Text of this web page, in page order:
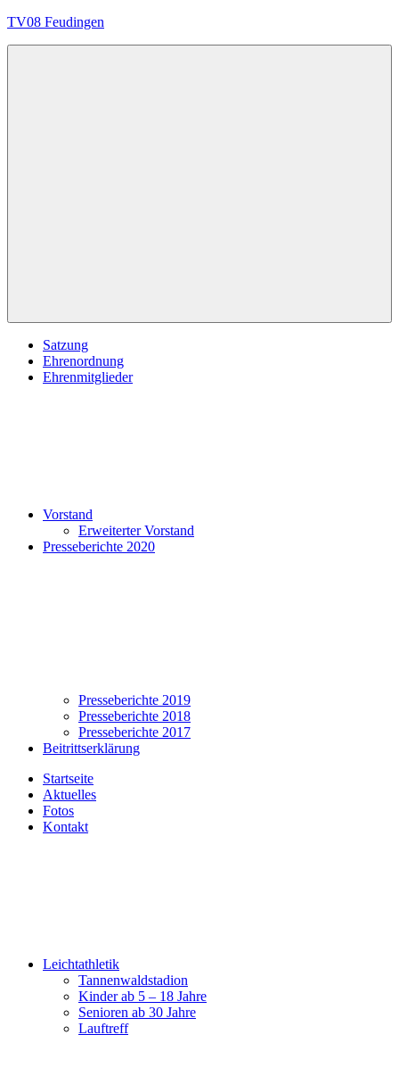
Zum
TV08 Feudingen
Satzung
Ehrenordnung
Ehrenmitglieder
Vorstand
Erweiterter Vorstand
Presseberichte 2020
Presseberichte 2019
Presseberichte 2018
Presseberichte 2017
Beitrittserklärung
Startseite
Aktuelles
Fotos
Kontakt
Leichtathletik
Tannenwaldstadion
Kinder ab 5 – 18 Jahre
Senioren ab 30 Jahre
Lauftreff